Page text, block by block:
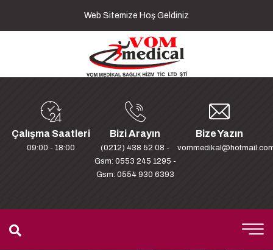
Web Sitemize Hoş Geldiniz
Çalışma Saatleri
09:00 - 18:00
Bizi Arayın
(0212) 438 52 08 -
Gsm: 0553 245 1295 -
Gsm: 0554 930 6393
Bize Yazın